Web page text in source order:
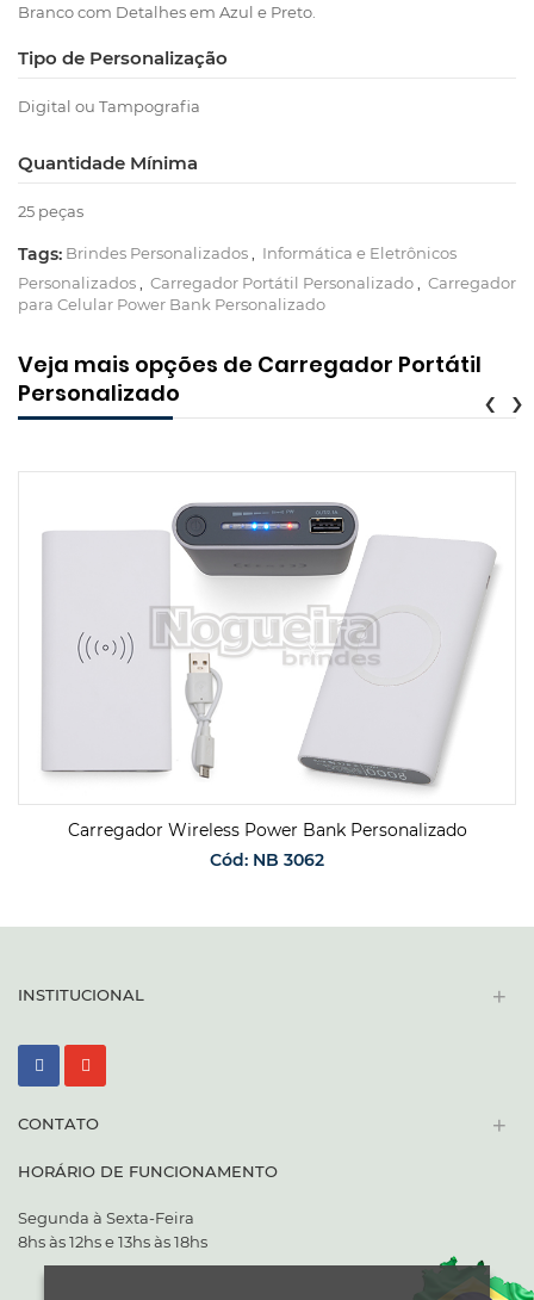
Branco com Detalhes em Azul e Preto.
Tipo de Personalização
Digital ou Tampografia
Quantidade Mínima
25 peças
Tags: Brindes Personalizados
Informática e Eletrônicos
Personalizados
Carregador Portátil Personalizado
Carregador
para Celular Power Bank Personalizado
Veja mais opções de Carregador Portátil
Personalizado
Carregador Wireless Power Bank Personalizado
Cód: NB 3062
SOLICITAR ORÇAMENTO
‹ ›
INSTITUCIONAL +
CONTATO +
HORÁRIO DE FUNCIONAMENTO
Segunda à Sexta-Feira
8hs às 12hs e 13hs às 18hs